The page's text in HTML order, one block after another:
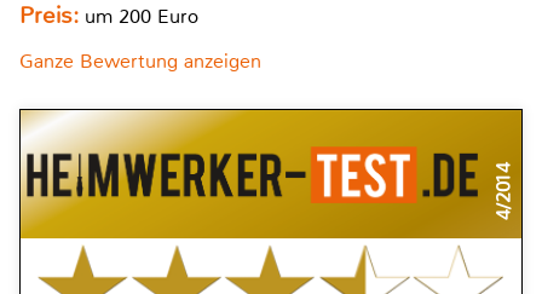
Preis: um 200 Euro
Ganze Bewertung anzeigen
4/2014